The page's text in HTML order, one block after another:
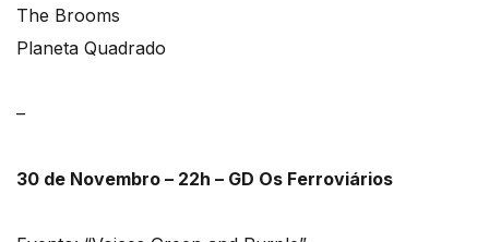
The Brooms
Planeta Quadrado
–
30 de Novembro – 22h – GD Os Ferroviários